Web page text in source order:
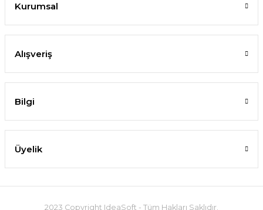
Kurumsal
Alışveriş
Bilgi
Üyelik
2023 Copyright IdeaSoft - Tüm Hakları Saklıdır.